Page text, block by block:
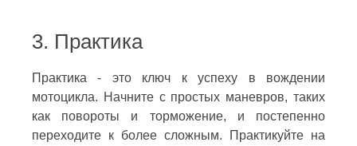
3. Практика
Практика - это ключ к успеху в вождении
мотоцикла. Начните с простых маневров, таких
как повороты и торможение, и постепенно
переходите к более сложным. Практикуйте на